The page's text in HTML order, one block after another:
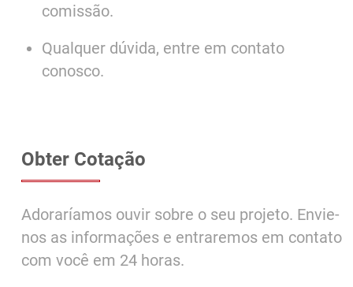
comissão.
Qualquer dúvida, entre em contato
conosco.
Obter Cotação
Adoraríamos ouvir sobre o seu projeto. Envie-
nos as informações e entraremos em contato
com você em 24 horas.